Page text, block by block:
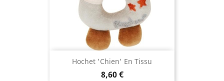
Hochet 'chien' En Tissu
8,60 €